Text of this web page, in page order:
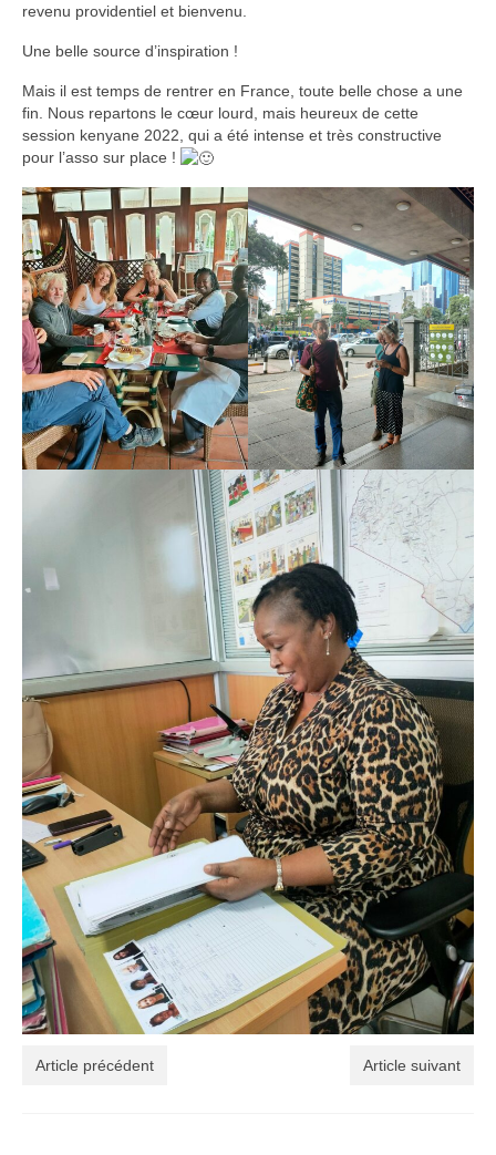
Actions de levée de fonds en Europe
GALERIE PHOTO
CONTACT
revenu providentiel et bienvenu.
Une belle source d’inspiration !
Mais il est temps de rentrer en France, toute belle chose a une
fin. Nous repartons le cœur lourd, mais heureux de cette
session kenyane 2022, qui a été intense et très constructive
pour l’asso sur place !
Article précédent Article suivant